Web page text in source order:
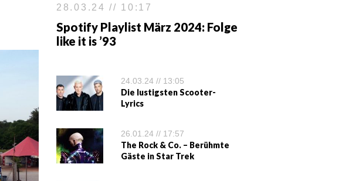
28.03.24 // 10:17
Spotify Playlist März 2024: Folge
like it is ’93
24.03.24 // 13:05
Die lustigsten Scooter-
Lyrics
26.01.24 // 17:57
The Rock & Co. – Berühmte
Gäste in Star Trek